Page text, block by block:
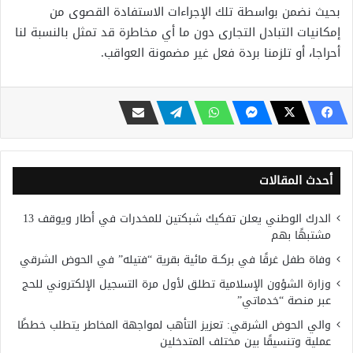
بحيث نضمن بواسطة تلك الإجراءات الاستفادة القصوى من
إمكانيات التبادل التجارى دون ما أي مخاطرة قد تمثل بالنسبة لنا
أحراجا، أو تلزمنا بردة فعل غير مضمونة العواقب.
أحدث المقالات
الدرك الوطني يعلن تفكيك شبكتين للمخدرات في أطار ويوقف 13
مشتبهًا بهم
وفاة طفل غرقًا في بركــة مائية بقرية “فتيله” في الحوض الشرقي
وزارة الشؤون الإسلامية تطلق لأول مرة التسجيل الإلكتروني للحج
عبر منصة “خدماتي”
والي الحوض الشرقي: تعزيز التأهب لمواجهة المخاطر يتطلب خططًا
عملية وتنسيقًا بين مختلف المتدخلين